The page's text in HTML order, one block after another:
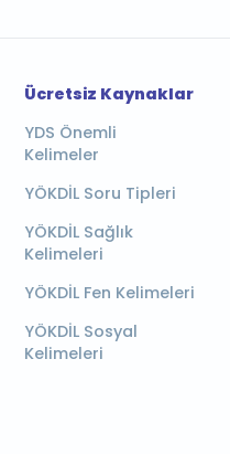
Ücretsiz Kaynaklar
YDS Önemli
Kelimeler
YÖKDİL Soru Tipleri
YÖKDİL Sağlık
Kelimeleri
YÖKDİL Fen Kelimeleri
YÖKDİL Sosyal
Kelimeleri